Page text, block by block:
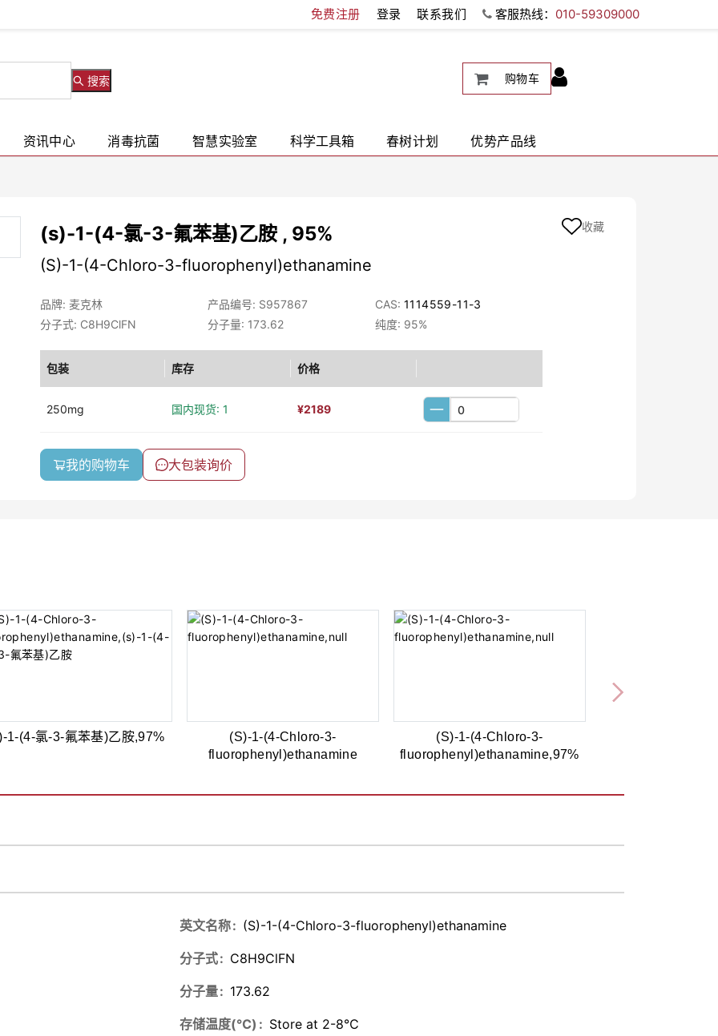
免费注册 登录 联系我们 客服热线： 010-59309000
搜索 购物车
资讯中心 消毒抗菌 智慧实验室 科学工具箱 春树计划 优势产品线
(s)-1-(4-氯-3-氟苯基)乙胺 , 95%
(S)-1-(4-Chloro-3-fluorophenyl)ethanamine
品牌: 麦克林 产品编号: S957867 CAS: 1114559-11-3
分子式: C8H9ClFN
分子量: 173.62 纯度: 95%
包装 库存 价格
250mg 国内现货: 1 ¥2189
我的购物车 大包装询价
收藏
1-(4-氯-3-氟苯基)乙胺,97%
(S)-1-(4-Chloro-3-
fluorophenyl)ethanamine
(S)-1-(4-Chloro-3-
fluorophenyl)ethanamine,97%
英文名称 (S)-1-(4-Chloro-3-fluorophenyl)ethanamine
分子式 C8H9ClFN
分子量 173.62
存储温度(℃) Store at 2-8℃